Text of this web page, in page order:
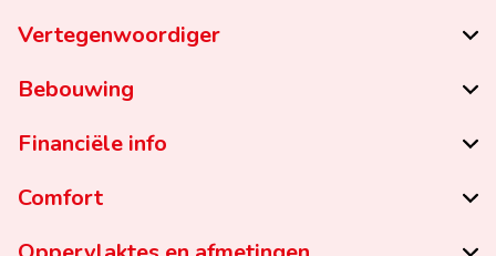
Vertegenwoordiger
Bebouwing
Financiële info
Comfort